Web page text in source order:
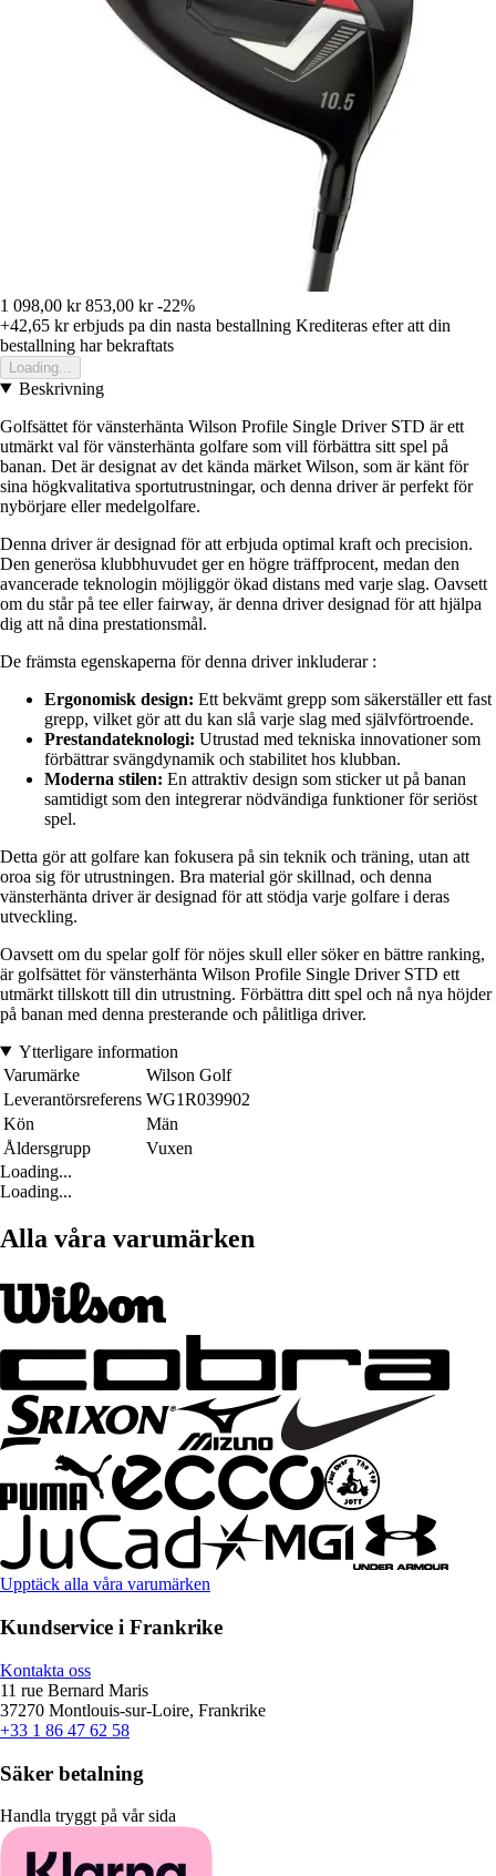
1 098,00 kr 853,00 kr -22%
+42,65 krerbjuds pa din nasta bestallning Krediteras efter att din
bestallning har bekraftats
Loading...
Beskrivning
Golfsättet för vänsterhänta Wilson Profile Single Driver STD är ett
utmärkt val för vänsterhänta golfare som vill förbättra sitt spel på
banan. Det är designat av det kända märket Wilson, som är känt för
sina högkvalitativa sportutrustningar, och denna driver är perfekt för
nybörjare eller medelgolfare.
Denna driver är designad för att erbjuda optimal kraft och precision.
Den generösa klubbhuvudet ger en högre träffprocent, medan den
avancerade teknologin möjliggör ökad distans med varje slag. Oavsett
om du står på tee eller fairway, är denna driver designad för att hjälpa
dig att nå dina prestationsmål.
De främsta egenskaperna för denna driver inkluderar :
Ergonomisk design: Ett bekvämt grepp som säkerställer ett fast
grepp, vilket gör att du kan slå varje slag med självförtroende.
Prestandateknologi: Utrustad med tekniska innovationer som
förbättrar svängdynamik och stabilitet hos klubban.
Moderna stilen: En attraktiv design som sticker ut på banan
samtidigt som den integrerar nödvändiga funktioner för seriöst
spel.
Detta gör att golfare kan fokusera på sin teknik och träning, utan att
oroa sig för utrustningen. Bra material gör skillnad, och denna
vänsterhänta driver är designad för att stödja varje golfare i deras
utveckling.
Oavsett om du spelar golf för nöjes skull eller söker en bättre ranking,
är golfsättet för vänsterhänta Wilson Profile Single Driver STD ett
utmärkt tillskott till din utrustning. Förbättra ditt spel och nå nya höjder
på banan med denna presterande och pålitliga driver.
Ytterligare information
Varumärke
Wilson Golf
Leverantörsreferens WG1R039902
Kön
Män
Åldersgrupp
Vuxen
Loading...
Loading...
Alla våra varumärken
Upptäck alla våra varumärken
Kundservice i Frankrike
Kontakta oss
11 rue Bernard Maris
37270 Montlouis-sur-Loire, Frankrike
+33 1 86 47 62 58
Säker betalning
Handla tryggt på vår sida